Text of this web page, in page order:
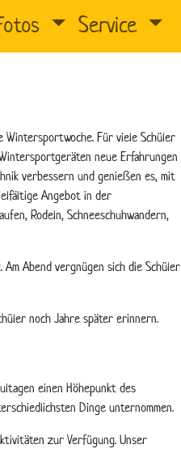
Service
Wintersportwoche. Für viele Schüler
neue Erfahrungen
verbessern und genießen es, mit
Angebot in der
Rodeln, Schneeschuhwandern,
Abend vergnügen sich die Schüler
noch Jahre später erinnern.
einen Höhepunkt des
Dinge unternommen.
zur Verfügung. Unser